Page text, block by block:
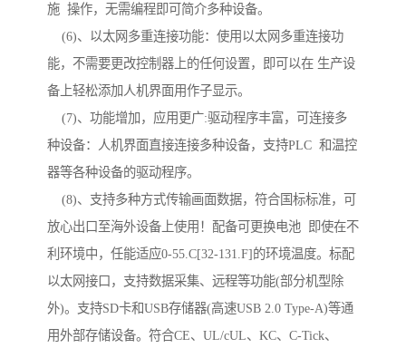
施 操作，无需编程即可简介多种设备。
(6)、以太网多重连接功能：使用以太网多重连接功
能，不需要更改控制器上的任何设置，即可以在 生产设
备上轻松添加人机界面用作子显示。
(7)、功能增加，应用更广:驱动程序丰富，可连接多
种设备：人机界面直接连接多种设备，支持PLC 和温控
器等各种设备的驱动程序。
(8)、支持多种方式传输画面数据，符合国标标准，可
放心出口至海外设备上使用！配备可更换电池 即使在不
利环境中，任能适应0-55.C[32-131.F]的环境温度。标配
以太网接口，支持数据采集、远程等功能(部分机型除
外)。支持SD卡和USB存储器(高速USB 2.0 Type-A)等通
用外部存储设备。符合CE、UL/cUL、KC、C-Tick、